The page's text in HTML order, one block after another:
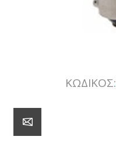
ΚΩΔΙΚΟΣ: